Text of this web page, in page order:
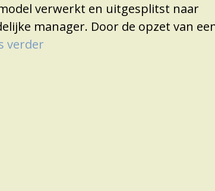
verwerkt en uitgesplitst naar
manager. Door de opzet van
verder